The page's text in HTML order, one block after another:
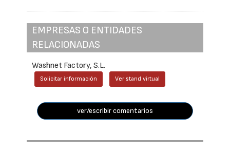
EMPRESAS O ENTIDADES
RELACIONADAS
Washnet Factory, S.L.
Solicitar información Ver stand virtual
ver/escribir comentarios